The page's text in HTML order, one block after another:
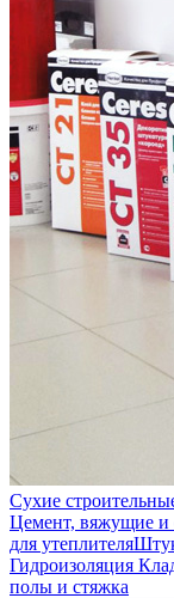
Сухие
Цемент, вяжущие и
для утеплителя
Гидроизоляция
полы и стяжка